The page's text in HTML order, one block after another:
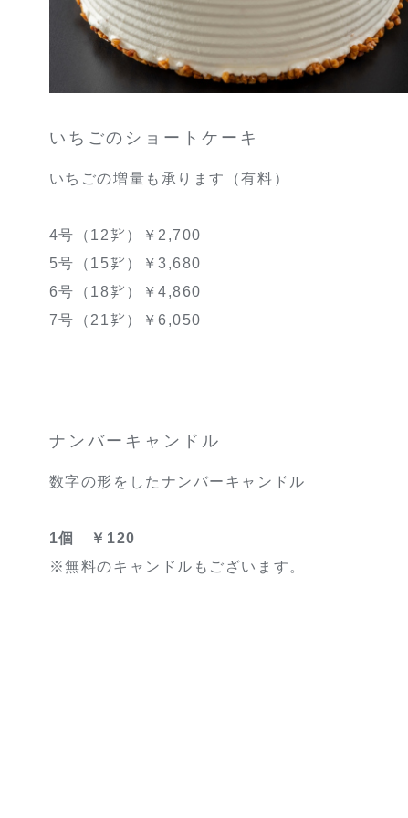
いちごのショートケーキ
いちごの増量も承ります（有料）
4号（12㌢）￥2,700
5号（15㌢）￥3,680
6号（18㌢）￥4,860
7号（21㌢）￥6,050
ナンバーキャンドル
数字の形をしたナンバーキャンドル
1個 ￥120
※無料のキャンドルもございます。